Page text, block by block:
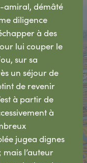
amiral, démâté
diligence
à des
lui couper le
sur sa
un séjour de
de revenir
à partir de
à
jugea dignes
l’auteur